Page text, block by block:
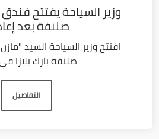
وزير السياحة يفتتح
صلنفة بعد
افتتح وزير السياحة السيد
صلنفة بارك بلازا
التفاصيل